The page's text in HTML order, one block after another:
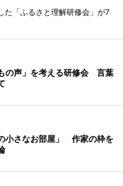
た「ふるさと理解研修会」が7
の声」を考える研修会 言葉
小さなお部屋」 作家の枠を